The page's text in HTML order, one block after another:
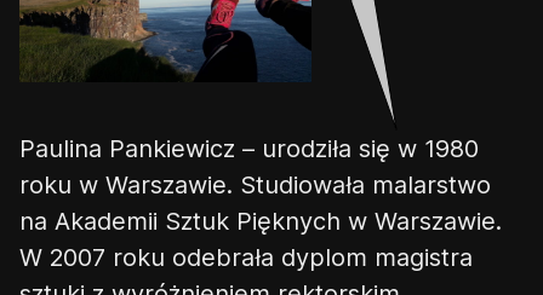
Paulina Pankiewicz – urodziła się w 1980
roku w Warszawie. Studiowała malarstwo
na Akademii Sztuk Pięknych w Warszawie.
W 2007 roku odebrała dyplom magistra